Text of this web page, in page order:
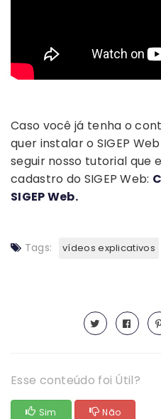
Caso você já tenha o
quer instalar o SIGEP
seguir nosso tutorial que
cadastro do SIGEP Web:
SIGEP Web.
Tags: vídeos explicativos
Esse conteúdo foi Útil?
Sim Não